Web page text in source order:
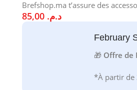
Brefshop.ma t’assure des
د.م.
February
🎁 Offre de
*À partir de